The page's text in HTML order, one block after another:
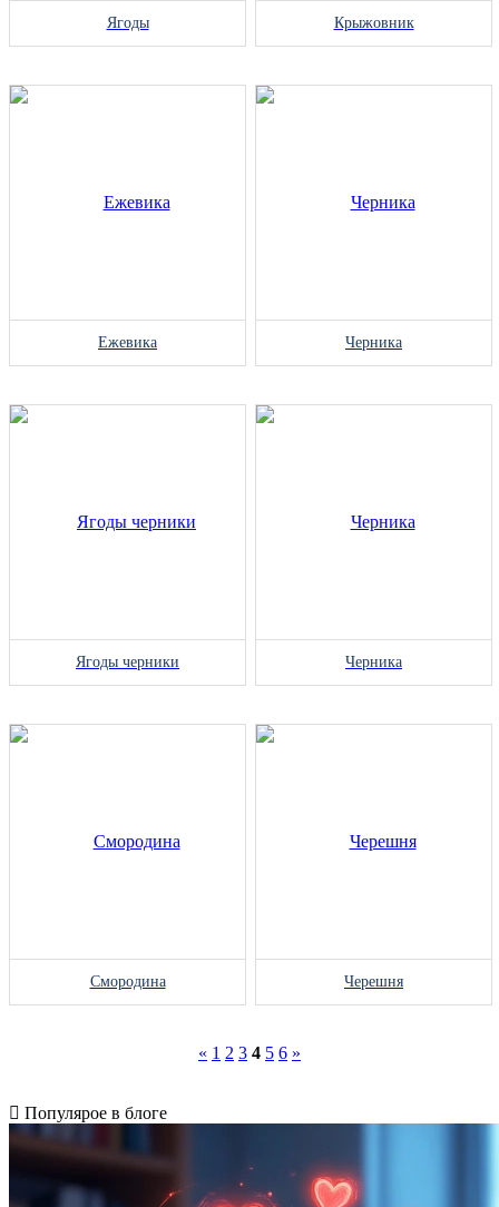
Ягоды Крыжовник
Ежевика Черника
Ягоды черники Черника
Смородина Черешня
« 1 2 3 4 5 6 »
Популярое в блоге